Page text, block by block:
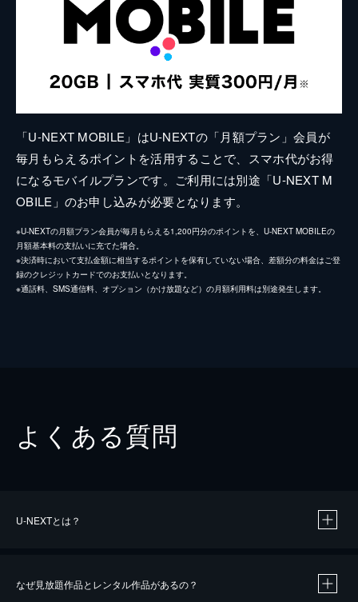
「U-NEXT MOBILE」はU-NEXTの「月額プラン」会員が
毎月もらえるポイントを活用することで、スマホ代がお得
になるモバイルプランです。ご利用には別途「U-NEXT M
OBILE」のお申し込みが必要となります。
※U-NEXTの月額プラン会員が毎月もらえる1,200円分のポイントを、U-NEXT MOBILEの
月額基本料の支払いに充てた場合。
※決済時において支払金額に相当するポイントを保有していない場合、差額分の料金はご登
録のクレジットカードでのお支払いとなります。
※通話料、SMS通信料、オプション（かけ放題など）の月額利用料は別途発生します。
よくある質問
U-NEXTとは？
なぜ見放題作品とレンタル作品があるの？